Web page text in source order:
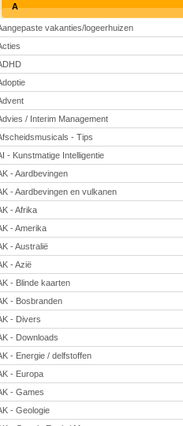
A
vakanties/logeerhuizen
/ Interim Management
- Tips
- Kunstmatige Intelligentie
- Aardbevingen
- Aardbevingen en vulkanen
- Afrika
- Amerika
- Australië
- Azië
- Blinde kaarten
- Bosbranden
- Divers
- Downloads
- Energie / delfstoffen
- Europa
- Games
- Geologie